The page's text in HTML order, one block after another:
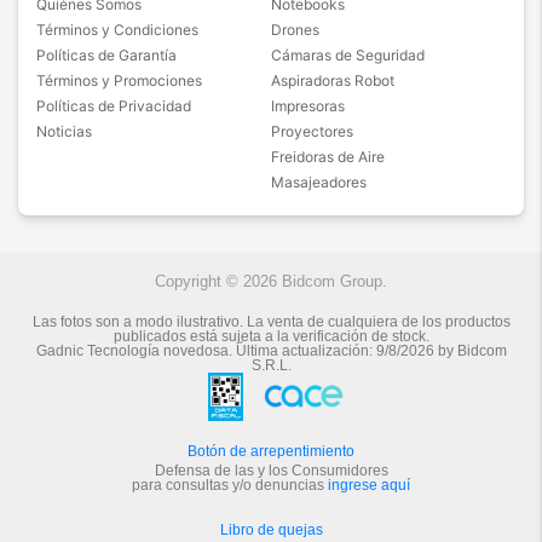
Quiénes Somos
Términos y Condiciones
Políticas de Garantía
Términos y Promociones
Políticas de Privacidad
Noticias
Notebooks
Drones
Cámaras de Seguridad
Aspiradoras Robot
Impresoras
Proyectores
Freidoras de Aire
Masajeadores
Copyright © 2026 Bidcom Group.
Las fotos son a modo ilustrativo. La venta de cualquiera de los productos
publicados está sujeta a la verificación de stock.
Gadnic Tecnología novedosa.Última actualización: 9/8/2026 by Bidcom
S.R.L.
Botón de arrepentimiento
Defensa de las y los Consumidores
para consultas y/o denuncias ingrese aquí
Libro de quejas